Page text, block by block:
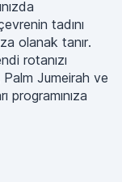
tadını
olanak tanır.
rotanızı
Jumeirah ve
programınıza